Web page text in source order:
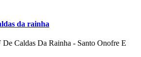
da rainha
Caldas Da Rainha - Santo Onofre E